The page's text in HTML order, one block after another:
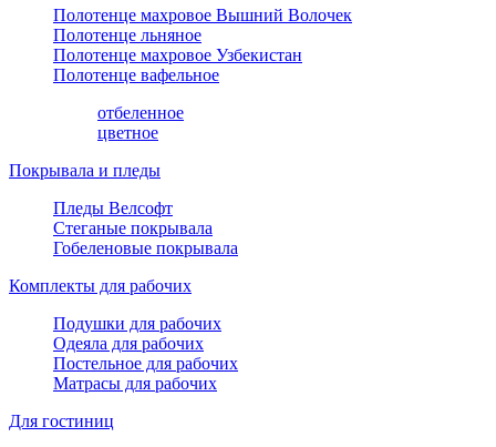
Полотенце махровое Вышний Волочек
Полотенце льняное
Полотенце махровое Узбекистан
Полотенце вафельное
отбеленное
цветное
Покрывала и пледы
Пледы Велсофт
Стеганые покрывала
Гобеленовые покрывала
Комплекты для рабочих
Подушки для рабочих
Одеяла для рабочих
Постельное для рабочих
Матрасы для рабочих
Для гостиниц